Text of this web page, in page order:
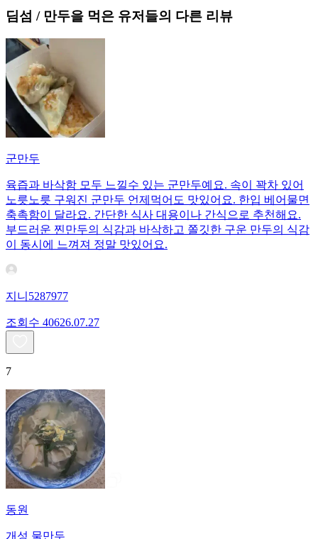
딤섬 / 만두을 먹은 유저들의 다른 리뷰
군만두
육즙과 바삭함 모두 느낄수 있는 군만두예요. 속이 꽉차 있어
노릇노릇 구워진 군만두 언제먹어도 맛있어요. 한입 베어물면
축촉함이 달라요. 간단한 식사 대용이나 간식으로 추천해요.
부드러운 찐만두의 식감과 바삭하고 쫄깃한 구운 만두의 식감
이 동시에 느껴져 정말 맛있어요.
지니5287977
조회수 40626.07.27
7
동원
개성 물만두